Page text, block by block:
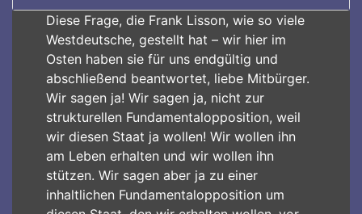
Diese Frage, die Frank Lisson, wie so viele
Westdeutsche, gestellt hat – wir hier im
Osten haben sie für uns endgültig und
abschließend beantwortet, liebe Mitbürger.
Wir sagen ja! Wir sagen ja, nicht zur
strukturellen Fundamentalopposition, weil
wir diesen Staat ja wollen! Wir wollen ihn
am Leben erhalten und wir wollen ihn
stützen. Wir sagen aber ja zu einer
inhaltlichen Fundamentalopposition um